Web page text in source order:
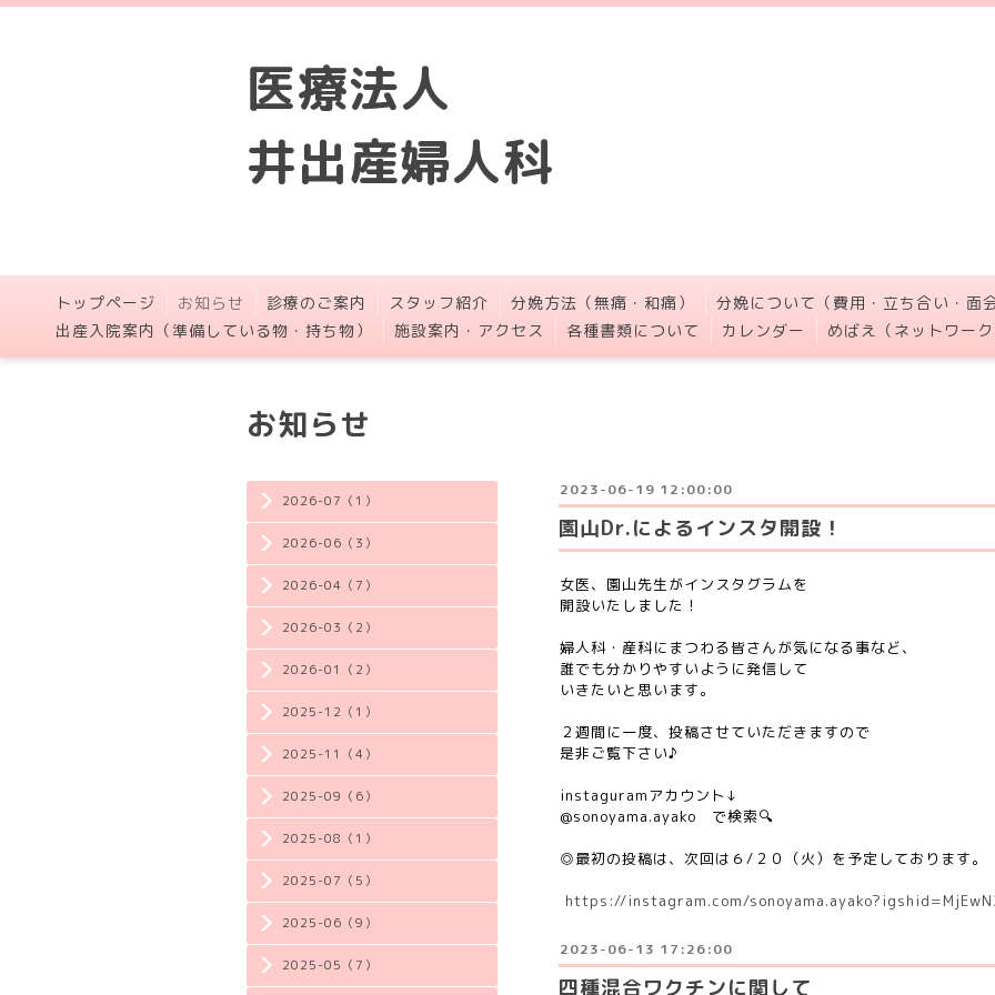
医療法人
井出産婦人科
トップページ お知らせ 診療のご案内 スタッフ紹介 分娩方法（無痛・和痛） 分娩について（費用・立ち合い・面会
出産入院案内（準備している物・持ち物）
施設案内・アクセス 各種書類について カレンダー めばえ（ネットワー
2026-07（1）
2026-06（3）
2026-04（7）
2026-03（2）
2026-01（2）
2025-12（1）
2025-11（4）
2025-09（6）
2025-08（1）
2025-07（5）
2025-06（9）
2025-05（7）
お知らせ
2023-06-19 12:00:00
園山Dr.によるインスタ開設！
女医、園山先生がインスタグラムを
開設いたしました！
婦人科・産科にまつわる皆さんが気になる事など、
誰でも分かりやすいように発信して
いきたいと思います。
２週間に一度、投稿させていただきますので
是非ご覧下さい♪
instaguramアカウント↓
@sonoyama.ayako で検索🔍
◎最初の投稿は、次回は６/２０（火）を予定しております。
https://instagram.com/
2023-06-13 17:26:00
四種混合ワクチンに関して